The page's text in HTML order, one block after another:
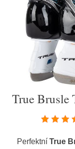
True Brusle
Perfektní True